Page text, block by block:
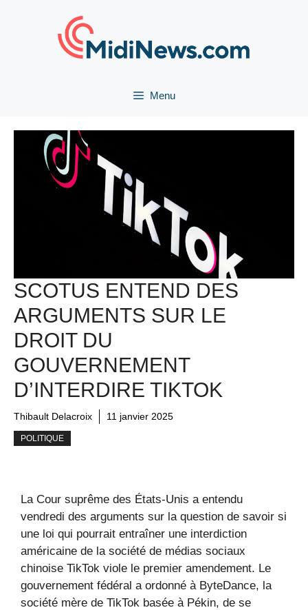
Menu
SCOTUS ENTEND DES
ARGUMENTS SUR LE
DROIT DU
GOUVERNEMENT
D’INTERDIRE TIKTOK
Thibault Delacroix 11 janvier 2025
POLITIQUE
La Cour suprême des États-Unis a entendu
vendredi des arguments sur la question de savoir si
une loi qui pourrait entraîner une interdiction
américaine de la société de médias sociaux
chinoise TikTok viole le premier amendement. Le
gouvernement fédéral a ordonné à ByteDance, la
société mère de TikTok basée à Pékin, de se